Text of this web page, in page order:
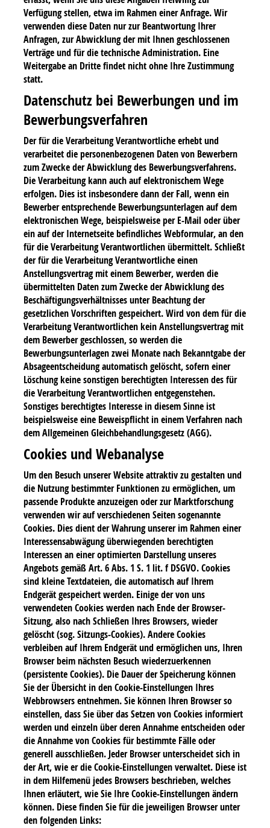
Verfügung stellen, etwa im Rahmen einer Anfrage. Wir
verwenden diese Daten nur zur Beantwortung Ihrer
Anfragen, zur Abwicklung der mit Ihnen geschlossenen
Verträge und für die technische Administration. Eine
Weitergabe an Dritte findet nicht ohne Ihre Zustimmung
statt.
Datenschutz bei Bewerbungen und im
Bewerbungsverfahren
Der für die Verarbeitung Verantwortliche erhebt und
verarbeitet die personenbezogenen Daten von Bewerbern
zum Zwecke der Abwicklung des Bewerbungsverfahrens.
Die Verarbeitung kann auch auf elektronischem Wege
erfolgen. Dies ist insbesondere dann der Fall, wenn ein
Bewerber entsprechende Bewerbungsunterlagen auf dem
elektronischen Wege, beispielsweise per E-Mail oder über
ein auf der Internetseite befindliches Webformular, an den
für die Verarbeitung Verantwortlichen übermittelt. Schließt
der für die Verarbeitung Verantwortliche einen
Anstellungsvertrag mit einem Bewerber, werden die
übermittelten Daten zum Zwecke der Abwicklung des
Beschäftigungsverhältnisses unter Beachtung der
gesetzlichen Vorschriften gespeichert. Wird von dem für die
Verarbeitung Verantwortlichen kein Anstellungsvertrag mit
dem Bewerber geschlossen, so werden die
Bewerbungsunterlagen zwei Monate nach Bekanntgabe der
Absageentscheidung automatisch gelöscht, sofern einer
Löschung keine sonstigen berechtigten Interessen des für
die Verarbeitung Verantwortlichen entgegenstehen.
Sonstiges berechtigtes Interesse in diesem Sinne ist
beispielsweise eine Beweispflicht in einem Verfahren nach
dem Allgemeinen Gleichbehandlungsgesetz (AGG).
Cookies und Webanalyse
Um den Besuch unserer Website attraktiv zu gestalten und
die Nutzung bestimmter Funktionen zu ermöglichen, um
passende Produkte anzuzeigen oder zur Marktforschung
verwenden wir auf verschiedenen Seiten sogenannte
Cookies. Dies dient der Wahrung unserer im Rahmen einer
Interessensabwägung überwiegenden berechtigten
Interessen an einer optimierten Darstellung unseres
Angebots gemäß Art. 6 Abs. 1 S. 1 lit. f DSGVO. Cookies
sind kleine Textdateien, die automatisch auf Ihrem
Endgerät gespeichert werden. Einige der von uns
verwendeten Cookies werden nach Ende der Browser-
Sitzung, also nach Schließen Ihres Browsers, wieder
gelöscht (sog. Sitzungs-Cookies). Andere Cookies
verbleiben auf Ihrem Endgerät und ermöglichen uns, Ihren
Browser beim nächsten Besuch wiederzuerkennen
(persistente Cookies). Die Dauer der Speicherung können
Sie der Übersicht in den Cookie-Einstellungen Ihres
Webbrowsers entnehmen. Sie können Ihren Browser so
einstellen, dass Sie über das Setzen von Cookies informiert
werden und einzeln über deren Annahme entscheiden oder
die Annahme von Cookies für bestimmte Fälle oder
generell ausschließen. Jeder Browser unterscheidet sich in
der Art, wie er die Cookie-Einstellungen verwaltet. Diese ist
in dem Hilfemenü jedes Browsers beschrieben, welches
Ihnen erläutert, wie Sie Ihre Cookie-Einstellungen ändern
können. Diese finden Sie für die jeweiligen Browser unter
den folgenden Links: